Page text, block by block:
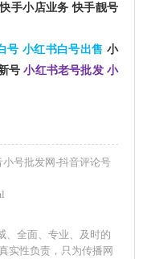
手小店业务 快手靓号
号 小红书白号出售 小
号小红书老号批发 小
号批发网-抖音评论号
、全面、专业、及时的
实性负责，只为传播网